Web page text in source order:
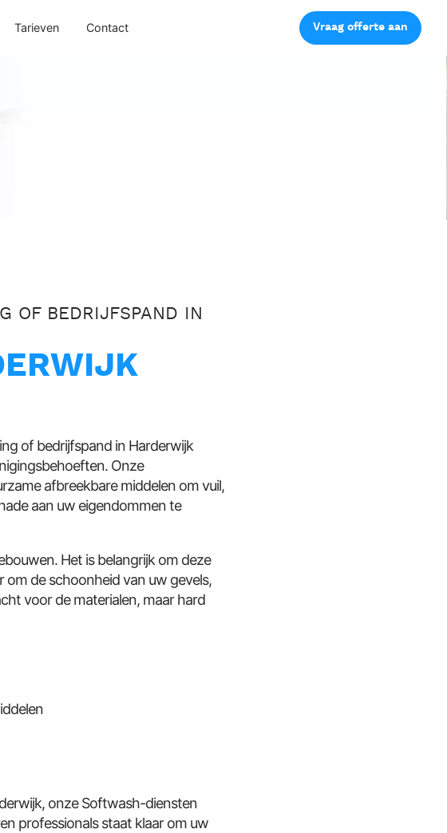
Tarieven Contact Vraag offerte aan
OF BEDRIJFSPAND IN
of bedrijfspand in Harderwijk
Onze
afbreekbare middelen om vuil,
aan uw eigendommen te
Het is belangrijk om deze
om de schoonheid van uw gevels,
voor de materialen, maar hard
onze Softwash-diensten
professionals staat klaar om uw